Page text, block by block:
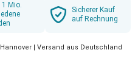
1 Mio.
Sicherer Kauf
auf Rechnung
| Versand aus Deutschland